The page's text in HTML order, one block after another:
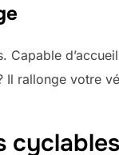
Capable
Il rallonge votre